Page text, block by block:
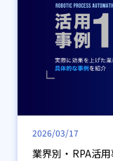
2026/03/17
業界別・RPA活